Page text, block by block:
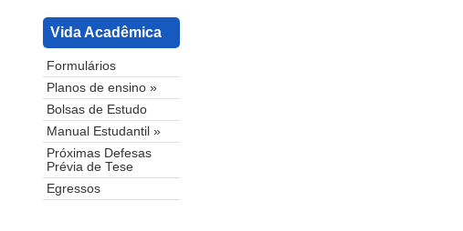
Vida Acadêmica
Formulários
Planos de ensino »
Bolsas de Estudo
Manual Estudantil »
Próximas Defesas
Prévia de Tese
Egressos